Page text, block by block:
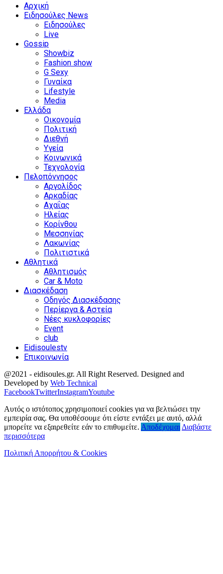
Αρχική
Ειδησούλες News
Ειδησούλες
Live
Gossip
Showbiz
Fashion show
G Sexy
Γυναίκα
Lifestyle
Media
Ελλάδα
Οικονομία
Πολιτική
Διεθνή
Υγεία
Κοινωνικά
Τεχνολογία
Πελοπόννησος
Αργολίδος
Αρκαδίας
Αχαΐας
Ηλείας
Κορίνθου
Μεσσηνίας
Λακωνίας
Πολιτιστικά
Αθλητικά
Αθλητισμός
Car & Moto
Διασκέδαση
Οδηγός Διασκέδασης
Περίεργα & Αστεία
Νέες κυκλοφορίες
Event
club
Eidisoulestv
Επικοινωνία
@2021 - eidisoules.gr. All Right Reserved. Designed and
Developed by Web Technical
FacebookTwitterInstagramYoutube
Αυτός ο ιστότοπος χρησιμοποιεί cookies για να βελτιώσει την
εμπειρία σας. Θα υποθέσουμε ότι είστε εντάξει με αυτό, αλλά
μπορείτε να εξαιρεθείτε εάν το επιθυμείτε. Αποδέχομαι Διαβάστε
περισσότερα
Πολιτική Απορρήτου & Cookies